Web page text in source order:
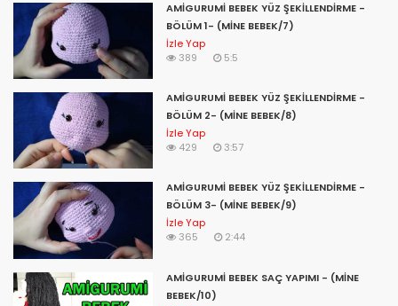
amigurumi çakıl bebek,
amigurumi çizgi film karakterleri yapımı,
amigurumi çeşitleri,
amigurumi çıngırak tarifi,
amigurumi çıngırak tavşan,
amigurumi çilek,
amigurumi çanta modelleri,
amigurumi dersleri,
amigurumi düz saç yapımı,
amigurumi dudak işleme,
amigurumi dolap süsleri,
amigurumi diz yapımı,
amigurumi deniz kızı,
amigurumi dönence,
amigurumi dikimi,
amigurumi deve yapımı,
AMİGURUMİ BEBEK YÜZ ŞEKİLLENDİRME -
BÖLÜM 1- (MİNE BEBEK/7)
İzle Yap
389
5:5
AMİGURUMİ BEBEK YÜZ ŞEKİLLENDİRME -
BÖLÜM 2- (MİNE BEBEK/8)
İzle Yap
429
3:57
AMİGURUMİ BEBEK YÜZ ŞEKİLLENDİRME -
BÖLÜM 3- (MİNE BEBEK/9)
İzle Yap
365
2:44
AMİGURUMİ BEBEK SAÇ YAPIMI - (MİNE
BEBEK/10)